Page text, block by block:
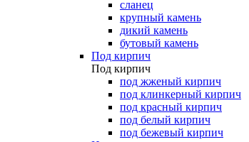
сланец
крупный камень
дикий камень
бутовый камень
Под кирпич
Под кирпич
под жженый кирпич
под клинкерный кирпич
под красный кирпич
под белый кирпич
под бежевый кирпич